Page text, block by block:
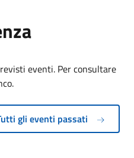
eventi. Per consultare
gli eventi passati